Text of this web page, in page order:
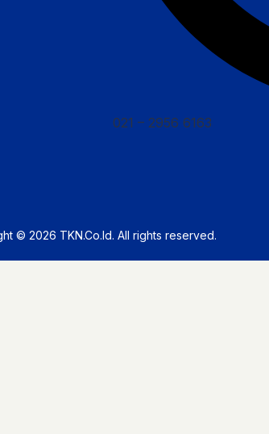
021 – 2956 6163
© 2026 TKN.Co.Id. All rights reserved.